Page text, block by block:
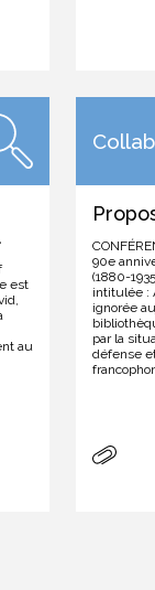
est
au
90e
(1880-
intitulée :
ignorée
par la
défense